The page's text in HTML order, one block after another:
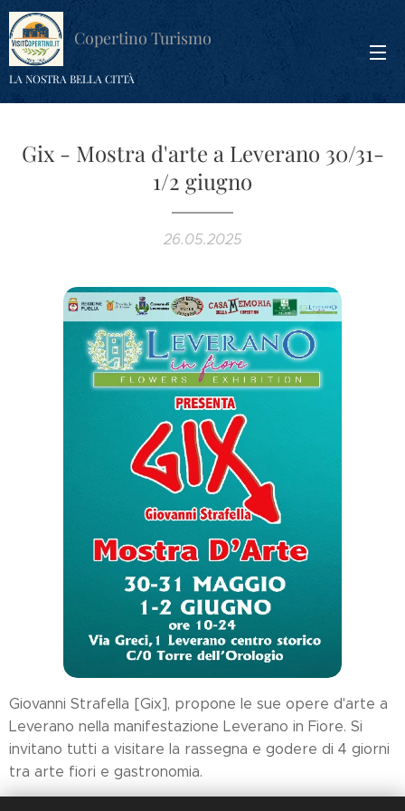
Copertino Turismo
LA NOSTRA BELLA CITTÀ
Gix - Mostra d'arte a Leverano 30/31-
1/2 giugno
26.05.2025
Giovanni Strafella [Gix], propone le sue opere d'arte a
Leverano nella manifestazione Leverano in Fiore. Si
invitano tutti a visitare la rassegna e godere di 4 giorni
tra arte fiori e gastronomia.